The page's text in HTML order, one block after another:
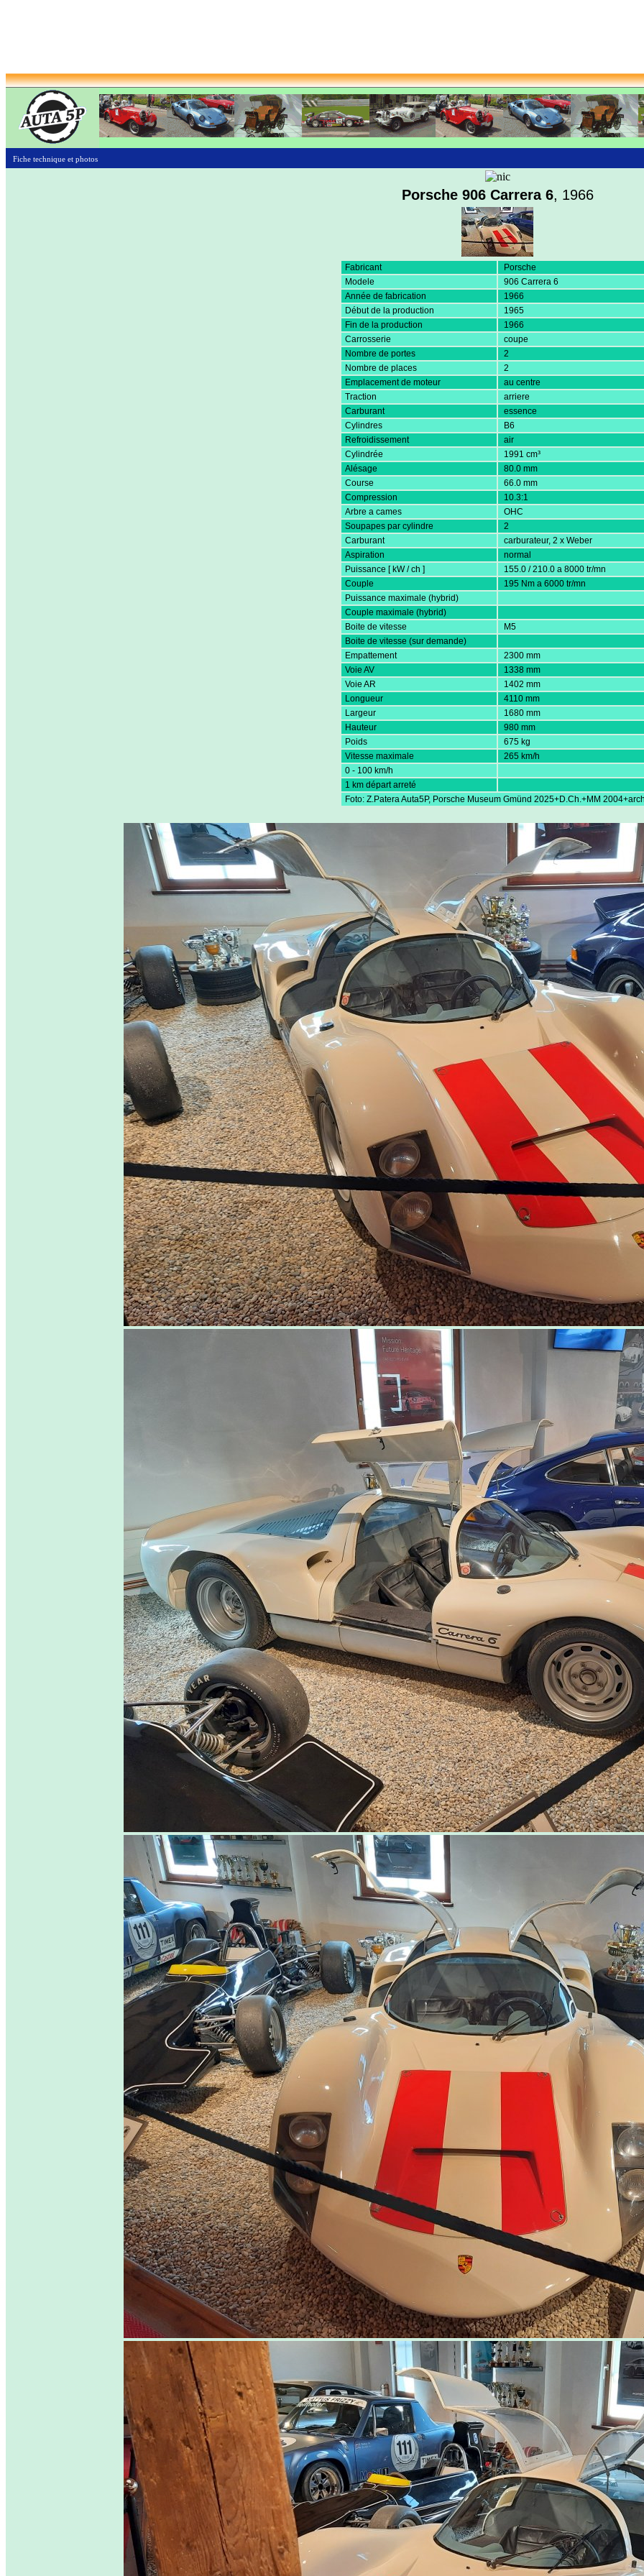
Fiche technique et photos
Porsche 906 Carrera 6, 1966
Fabricant
Porsche
Modele
906 Carrera 6
Année de fabrication
1966
Début de la production
1965
Fin de la production
1966
Carrosserie
coupe
Nombre de portes
2
Nombre de places
2
Emplacement de moteur
au centre
Traction
arriere
Carburant
essence
Cylindres
B6
Refroidissement
air
Cylindrée
1991 cm³
Alésage
80.0 mm
Course
66.0 mm
Compression
10.3:1
Arbre a cames
OHC
Soupapes par cylindre
2
Carburant
carburateur, 2 x Weber
Aspiration
normal
Puissance [ kW / ch ]
155.0 / 210.0 a 8000 tr/mn
Couple
195 Nm a 6000 tr/mn
Puissance maximale (hybrid)
Couple maximale (hybrid)
Boite de vitesse
M5
Boite de vitesse (sur demande)
Empattement
2300 mm
Voie AV
1338 mm
Voie AR
1402 mm
Longueur
4110 mm
Largeur
1680 mm
Hauteur
980 mm
Poids
675 kg
Vitesse maximale
265 km/h
0 - 100 km/h
1 km départ arreté
Foto: Z.Patera Auta5P, Porsche Museum Gmünd 2025+D.Ch.+MM